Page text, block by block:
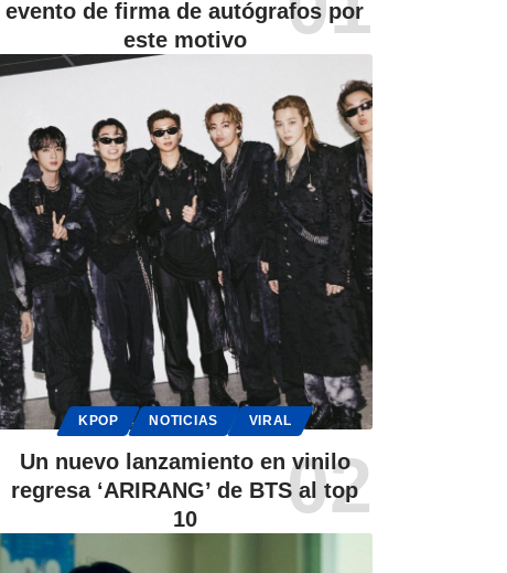
evento de firma de autógrafos por
este motivo
KPOP NOTICIAS VIRAL
Un nuevo lanzamiento en vinilo
regresa ‘ARIRANG’ de BTS al top
10